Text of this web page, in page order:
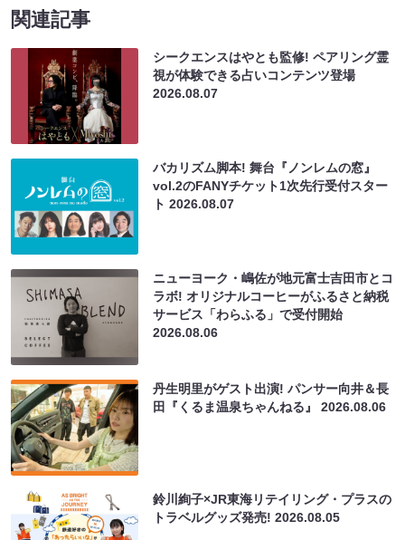
関連記事
シークエンスはやとも監修! ペアリング霊
視が体験できる占いコンテンツ登場
2026.08.07
バカリズム脚本! 舞台『ノンレムの窓』
vol.2のFANYチケット1次先行受付スター
ト2026.08.07
ニューヨーク・嶋佐が地元富士吉田市とコ
ラボ! オリジナルコーヒーがふるさと納税
サービス「わらふる」で受付開始
2026.08.06
丹生明里がゲスト出演! パンサー向井＆長
田『くるま温泉ちゃんねる』2026.08.06
鈴川絢子×JR東海リテイリング・プラスの
トラベルグッズ発売!2026.08.05